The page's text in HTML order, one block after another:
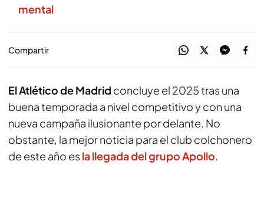
mental
Compartir
El Atlético de Madrid concluye el 2025 tras una
buena temporada a nivel competitivo y con una
nueva campaña ilusionante por delante. No
obstante, la mejor noticia para el club colchonero
de este año es la llegada del grupo Apollo.